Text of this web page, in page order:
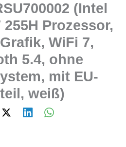
(Intel
Prozessor,
WiFi 7,
5.4, ohne
mit EU-
weiß)